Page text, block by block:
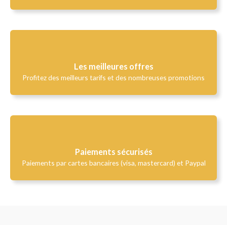
Les meilleures offres
Profitez des meilleurs tarifs et des nombreuses promotions
Paiements sécurisés
Paiements par cartes bancaires (visa, mastercard) et Paypal